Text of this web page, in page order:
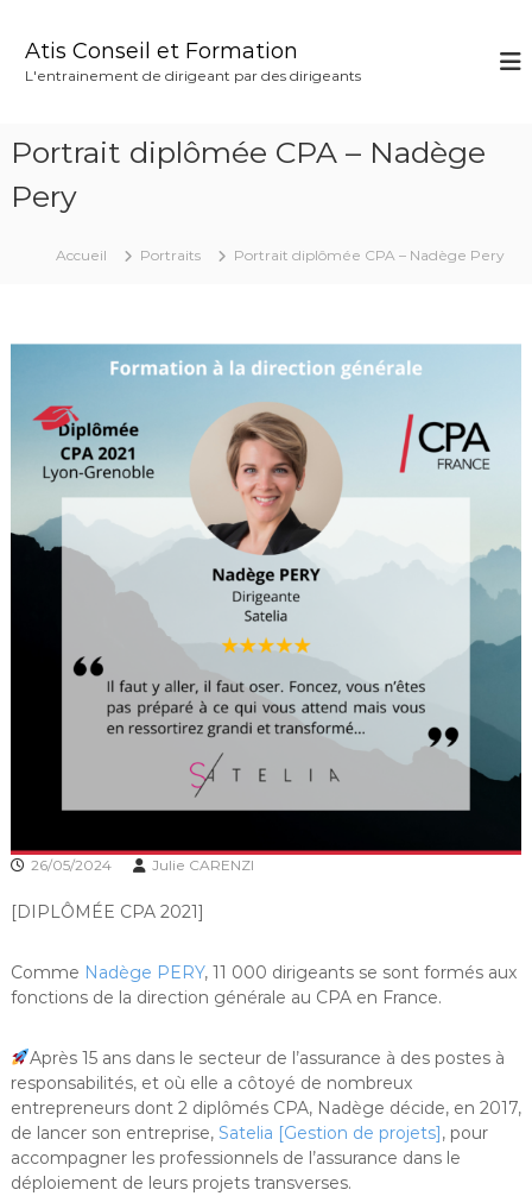
Atis Conseil et Formation
L'entrainement de dirigeant par des dirigeants
Portrait diplômée CPA – Nadège
Pery
Accueil Portraits Portrait diplômée CPA – Nadège Pery
26/05/2024 Julie CARENZI
[DIPLÔMÉE CPA 2021]
Comme Nadège PERY, 11 000 dirigeants se sont formés aux
fonctions de la direction générale au CPA en France.
Après 15 ans dans le secteur de l’assurance à des postes à
responsabilités, et où elle a côtoyé de nombreux
entrepreneurs dont 2 diplômés CPA, Nadège décide, en 2017,
de lancer son entreprise, Satelia [Gestion de projets], pour
accompagner les professionnels de l’assurance dans le
déploiement de leurs projets transverses.